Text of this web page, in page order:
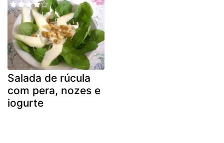
Salada de rúcula
com pera, nozes e
iogurte